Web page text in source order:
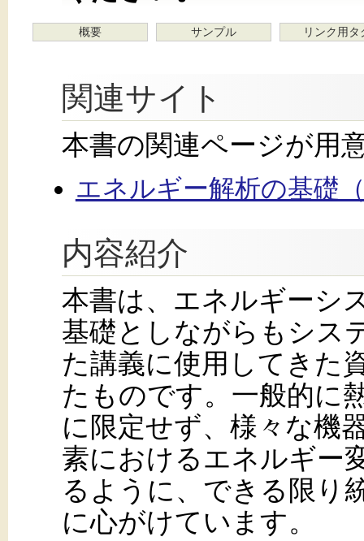
概要 サンプル リンク用タ
関連サイト
本書の関連ページが用
エネルギー解析の基礎
内容紹介
本書は、エネルギーシ
基礎としながらもシス
た講義に使用してきた
たものです。一般的に
に限定せず、様々な機
素におけるエネルギー
るように、できる限り
に心がけています。